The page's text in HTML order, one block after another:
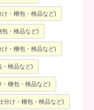
・梱包・検品など)
包・検品など)
・梱包・検品など)
・検品など)
梱包・検品など)
分け・梱包・検品など)